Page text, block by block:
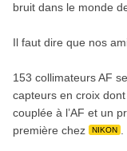
bruit dans le monde
Il faut dire que nos
153 collimateurs AF
capteurs en croix
couplée à l’AF et un
première chez
NIKON .